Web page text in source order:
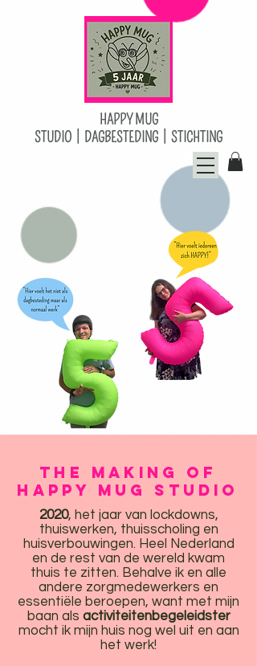
HAPPY MUG
STUDIO | DAGBESTEDING | STICHTING
the making of
Happy mug studio
2020, het jaar van lockdowns,
thuiswerken, thuisscholing en
huisverbouwingen. Heel Nederland
en de rest van de wereld kwam
thuis te zitten. Behalve ik en alle
andere zorgmedewerkers en
essentiële beroepen, want met mijn
baan als activiteitenbegeleidster
mocht ik mijn huis nog wel uit en aan
het werk!